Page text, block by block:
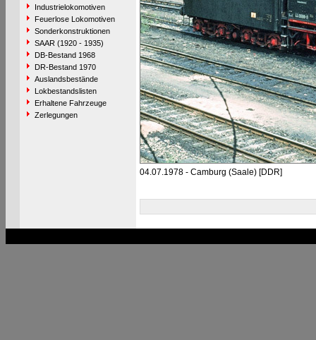
Industrielokomotiven
Feuerlose Lokomotiven
Sonderkonstruktionen
SAAR (1920 - 1935)
DB-Bestand 1968
DR-Bestand 1970
Auslandsbestände
Lokbestandslisten
Erhaltene Fahrzeuge
Zerlegungen
04.07.1978 - Camburg (Saale) [DDR]